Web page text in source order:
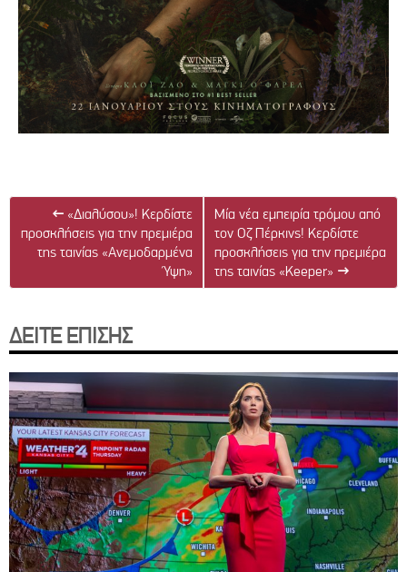
← «Διαλύσου»! Κερδίστε
προσκλήσεις για την πρεμιέρα
της ταινίας «Ανεμοδαρμένα
Ύψη»
Μία νέα εμπειρία τρόμου από
τον Οζ Πέρκινς! Κερδίστε
προσκλήσεις για την πρεμιέρα
της ταινίας «Keeper» →
ΔΕΙΤΕ ΕΠΙΣΗΣ